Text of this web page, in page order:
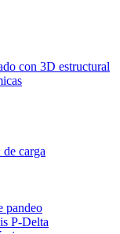
con 3D estructural
de carga
pandeo
P-Delta